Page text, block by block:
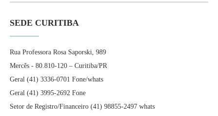
SEDE CURITIBA
Rua Professora Rosa Saporski, 989
Mercês - 80.810-120 – Curitiba/PR
Geral (41) 3336-0701 Fone/whats
Geral (41) 3995-2692 Fone
Setor de Registro/Financeiro (41) 98855-2497 whats